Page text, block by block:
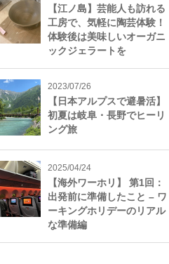
【江ノ島】芸能人も訪れる
工房で、気軽に陶芸体験！
体験後は美味しいオーガニ
ックジェラートを
2023/07/26
【日本アルプスで避暑活】
初夏は岐阜・長野でヒーリ
ング旅
2025/04/24
【海外ワーホリ】 第1回：
出発前に準備したこと – ワ
ーキングホリデーのリアル
な準備編